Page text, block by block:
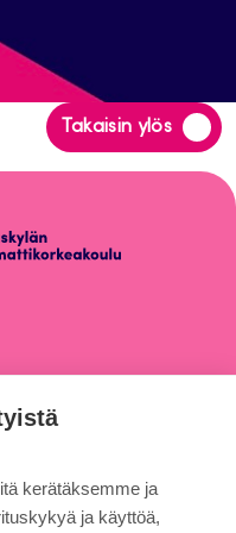
Takaisin ylös
Siirry
takaisin
kerätäksemme ja
ja käyttöä,